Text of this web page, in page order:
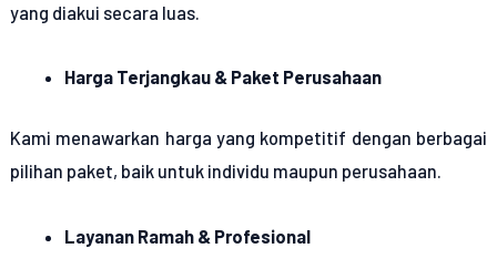
yang diakui secara luas.
Harga Terjangkau & Paket Perusahaan
Kami menawarkan harga yang kompetitif dengan berbagai
pilihan paket, baik untuk individu maupun perusahaan.
Layanan Ramah & Profesional